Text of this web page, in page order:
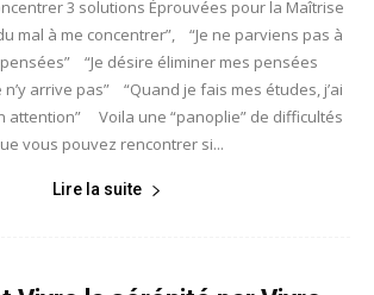
3 solutions Éprouvées pour la Maîtrise
mal à me concentrer”, “Je ne parviens pas à
“Je désire éliminer mes pensées
arrive pas” “Quand je fais mes études, j’ai
attention” Voila une “panoplie” de difficultés
vous pouvez rencontrer si...
Lire la suite